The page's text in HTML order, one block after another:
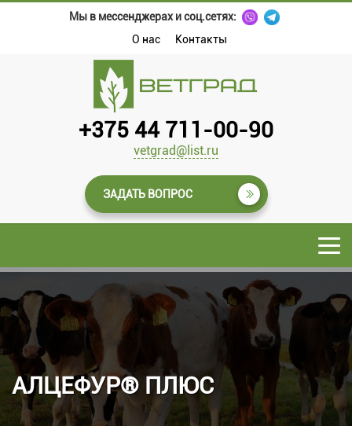
Мы в мессенджерах и соц.сетях:
О нас
Контакты
+375 44 711-00-90
vetgrad@list.ru
ЗАДАТЬ ВОПРОС
АЛЦЕФУР® ПЛЮС